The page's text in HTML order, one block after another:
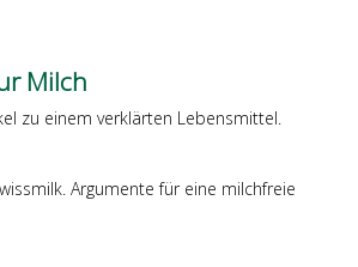
Milch
zu einem verklärten Lebensmittel.
Argumente für eine milchfreie